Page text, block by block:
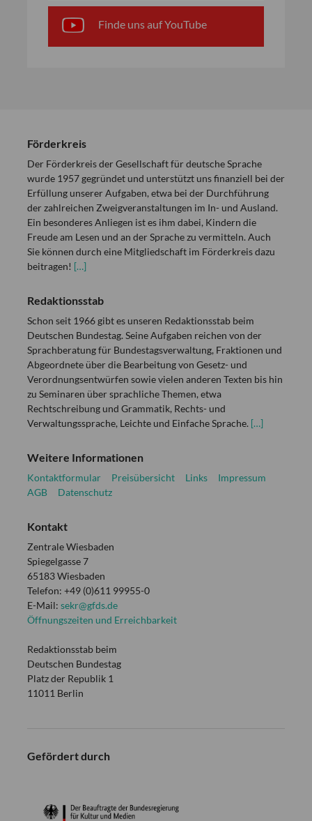
Finde uns auf YouTube
Förderkreis
Der Förderkreis der Gesellschaft für deutsche Sprache
wurde 1957 gegründet und unterstützt uns finanziell bei der
Erfüllung unserer Aufgaben, etwa bei der Durchführung
der zahlreichen Zweigveranstaltungen im In- und Ausland.
Ein besonderes Anliegen ist es ihm dabei, Kindern die
Freude am Lesen und an der Sprache zu vermitteln. Auch
Sie können durch eine Mitgliedschaft im Förderkreis dazu
beitragen! […]
Redaktionsstab
Schon seit 1966 gibt es unseren Redaktionsstab beim
Deutschen Bundestag. Seine Aufgaben reichen von der
Sprachberatung für Bundestagsverwaltung, Fraktionen und
Abgeordnete über die Bearbeitung von Gesetz- und
Verordnungsentwürfen sowie vielen anderen Texten bis hin
zu Seminaren über sprachliche Themen, etwa
Rechtschreibung und Grammatik, Rechts- und
Verwaltungssprache, Leichte und Einfache Sprache. […]
Weitere Informationen
Kontaktformular Preisübersicht Links
Impressum
AGB
Datenschutz
Kontakt
Zentrale Wiesbaden
Spiegelgasse 7
65183 Wiesbaden
Telefon: +49 (0)611 99955-0
E-Mail: sekr@gfds.de
Öffnungszeiten und Erreichbarkeit
Redaktionsstab beim
Deutschen Bundestag
Platz der Republik 1
11011 Berlin
Gefördert durch